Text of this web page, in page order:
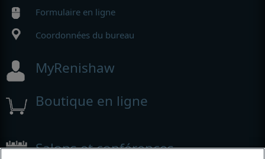
Formulaire en ligne
Coordonnées du bureau
MyRenishaw
Boutique en ligne
Salons et conférences